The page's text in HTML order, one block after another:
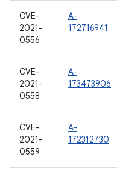
CVE-
2021-
0556
A-
172716941
CVE-
2021-
0558
A-
173473906
CVE-
2021-
0559
A-
172312730